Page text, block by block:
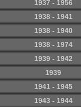
1937 - 1956
1938 - 1941
1938 - 1940
1938 - 1974
1939 - 1942
1939
1941 - 1945
1943 - 1944